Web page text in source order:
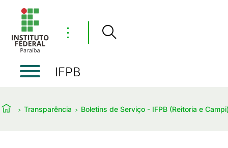
⋮
IFPB
Transparência Boletins de Serviço - IFPB (Reitoria e